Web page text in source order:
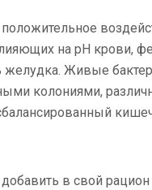
положительное
на pH крови,
желудка. Живые
колониями,
в свой